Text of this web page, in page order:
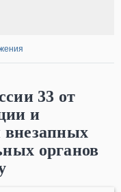
33 от
и
внезапных
органов